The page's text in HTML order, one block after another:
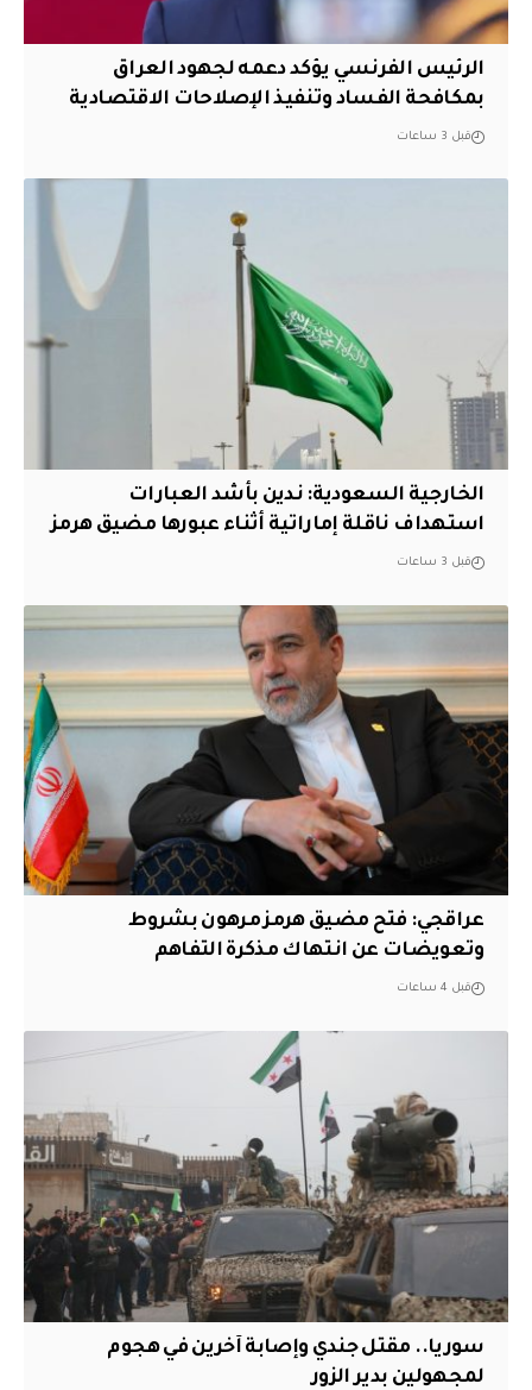
الرئيس الفرنسي يؤكد دعمه لجهود العراق
بمكافحة الفساد وتنفيذ الإصلاحات الاقتصادية
قبل 3 ساعات
‏الخارجية السعودية: ندين بأشد العبارات
استهداف ناقلة إماراتية أثناء عبورها مضيق هرمز
قبل 3 ساعات
عراقجي: فتح مضيق هرمز مرهون بشروط
وتعويضات عن انتهاك مذكرة التفاهم
قبل 4 ساعات
سوريا.. مقتل جندي وإصابة آخرين في هجوم
لمجهولين بدير الزور